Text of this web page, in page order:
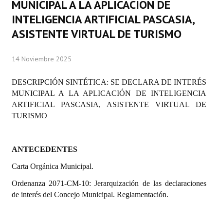
Comisiones Permanentes
Comisiones Especiales
Concejales Mandato Cumplido
Programas
LEGISLACIÓN
Constitución Provincial
Carta Orgánica 2007
Reglamento Interno
MUNICIPAL A LA APLICACIÓN DE
INTELIGENCIA ARTIFICIAL PASCASIA,
ASISTENTE VIRTUAL DE TURISMO
14 Noviembre 2025
DESCRIPCIÓN SINTÉTICA: SE DECLARA DE INTERÉS
MUNICIPAL A LA APLICACIÓN DE INTELIGENCIA
ARTIFICIAL PASCASIA, ASISTENTE VIRTUAL DE
TURISMO
ANTECEDENTES
Carta Orgánica Municipal.
Ordenanza 2071-CM-10: Jerarquización de las declaraciones
de interés del Concejo Municipal. Reglamentación.